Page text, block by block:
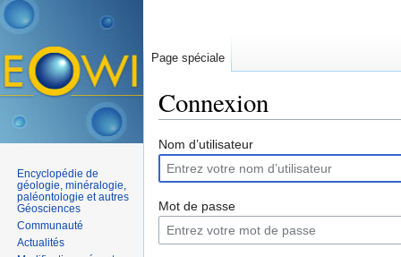
Connexion
Nom d’utilisateur
Mot de passe
Page spéciale
Encyclopédie de
géologie, minéralogie,
paléontologie et autres
Géosciences
Communauté
Actualités